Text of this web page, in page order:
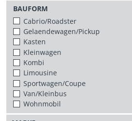
BAUFORM
Cabrio/Roadster
Gelaendewagen/Pickup
Kasten
Kleinwagen
Kombi
Limousine
Sportwagen/Coupe
Van/Kleinbus
Wohnmobil